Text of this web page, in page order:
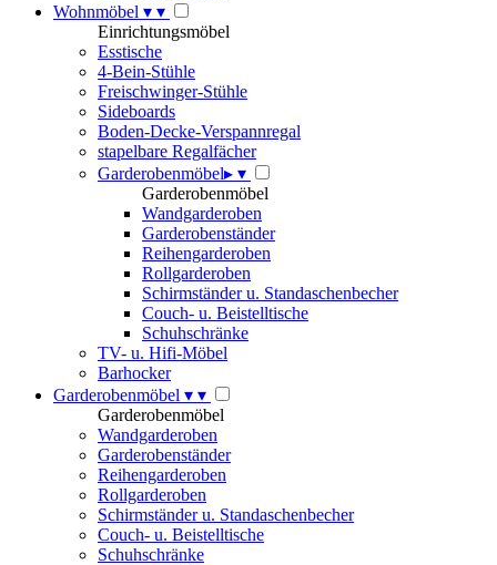
Wohnmöbel ▾ ▾
Einrichtungsmöbel
Esstische
4-Bein-Stühle
Freischwinger-Stühle
Sideboards
Boden-Decke-Verspannregal
stapelbare Regalfächer
Garderobenmöbel▸ ▾
Garderobenmöbel
Wandgarderoben
Garderobenständer
Reihengarderoben
Rollgarderoben
Schirmständer u. Standaschenbecher
Couch- u. Beistelltische
Schuhschränke
TV- u. Hifi-Möbel
Barhocker
Garderobenmöbel ▾ ▾
Garderobenmöbel
Wandgarderoben
Garderobenständer
Reihengarderoben
Rollgarderoben
Schirmständer u. Standaschenbecher
Couch- u. Beistelltische
Schuhschränke